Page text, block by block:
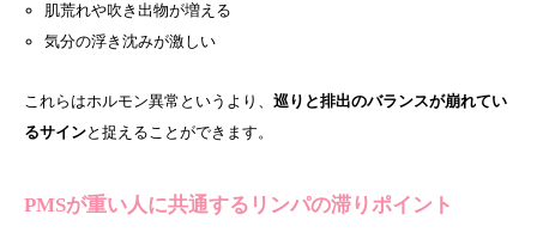
肌荒れや吹き出物が増える
気分の浮き沈みが激しい
これらはホルモン異常というより、 巡りと排出のバランスが崩れてい
るサインと捉えることができます。
PMSが重い人に共通するリンパの滞りポイント